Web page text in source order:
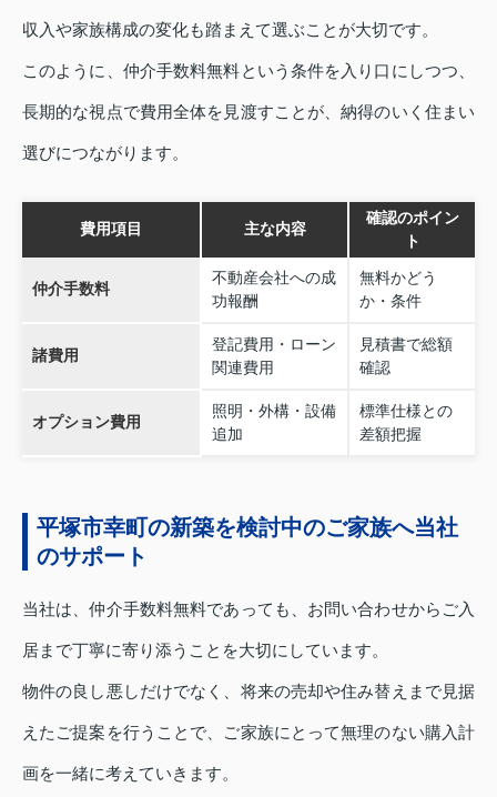
収入や家族構成の変化も踏まえて選ぶことが大切です。
このように、仲介手数料無料という条件を入り口にしつつ、
長期的な視点で費用全体を見渡すことが、納得のいく住まい
選びにつながります。
費用項目 主な内容
確認のポイン
ト
仲介手数料
不動産会社への成
功報酬
無料かどう
か・条件
諸費用
登記費用・ローン
関連費用
見積書で総額
確認
オプション費用
照明・外構・設備
追加
標準仕様との
差額把握
平塚市幸町の新築を検討中のご家族へ当社
のサポート
当社は、仲介手数料無料であっても、お問い合わせからご入
居まで丁寧に寄り添うことを大切にしています。
物件の良し悪しだけでなく、将来の売却や住み替えまで見据
えたご提案を行うことで、ご家族にとって無理のない購入計
画を一緒に考えていきます。